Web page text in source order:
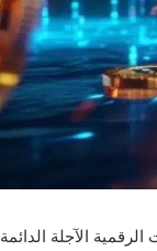
الآجلة الدائمة